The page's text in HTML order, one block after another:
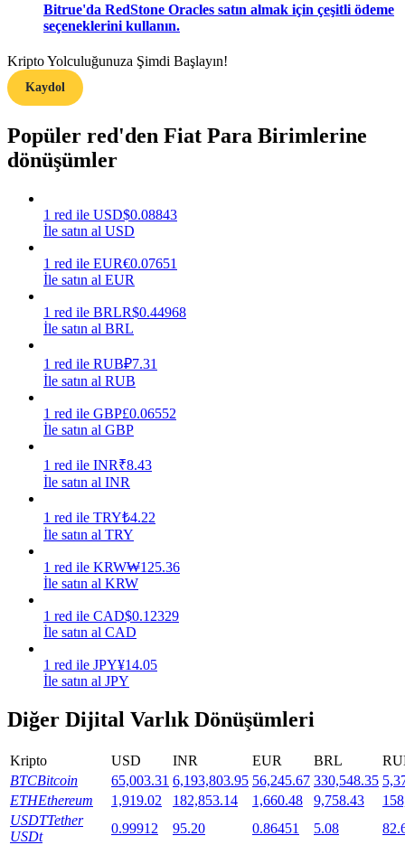
Nasıl kârlı kalabileceğinizi öğrenin
Power Piggy
Staking
Yüksek getiri ve anında erişim
Launchpool
Popüler token'lar kazanmak için esnek staking
Bitrue'da RedStone Oracles satın almak için çeşitli ödeme
seçeneklerini kullanın.
Kripto Yolculuğunuza Şimdi Başlayın!
Kaydol
Popüler red'den Fiat Para Birimlerine
dönüşümler
1 red ile USD$0.08843
İle satın al USD
1 red ile EUR€0.07651
İle satın al EUR
1 red ile BRLR$0.44968
İle satın al BRL
1 red ile RUB₽7.31
İle satın al RUB
1 red ile GBP£0.06552
İle satın al GBP
1 red ile INR₹8.43
İle satın al INR
1 red ile TRY₺4.22
İle satın al TRY
1 red ile KRW₩125.36
İle satın al KRW
1 red ile CAD$0.12329
İle satın al CAD
1 red ile JPY¥14.05
İle satın al JPY
Diğer Dijital Varlık Dönüşümleri
Kripto USD INR EUR BRL
BTCBitcoin 65,003.31 6,193,803.95 56,245.67 330,548.35
ETHEthereum 1,919.02 182,853.14 1,660.48 9,758.43
USDTTether
USDt
0.99912 95.20 0.86451 5.08